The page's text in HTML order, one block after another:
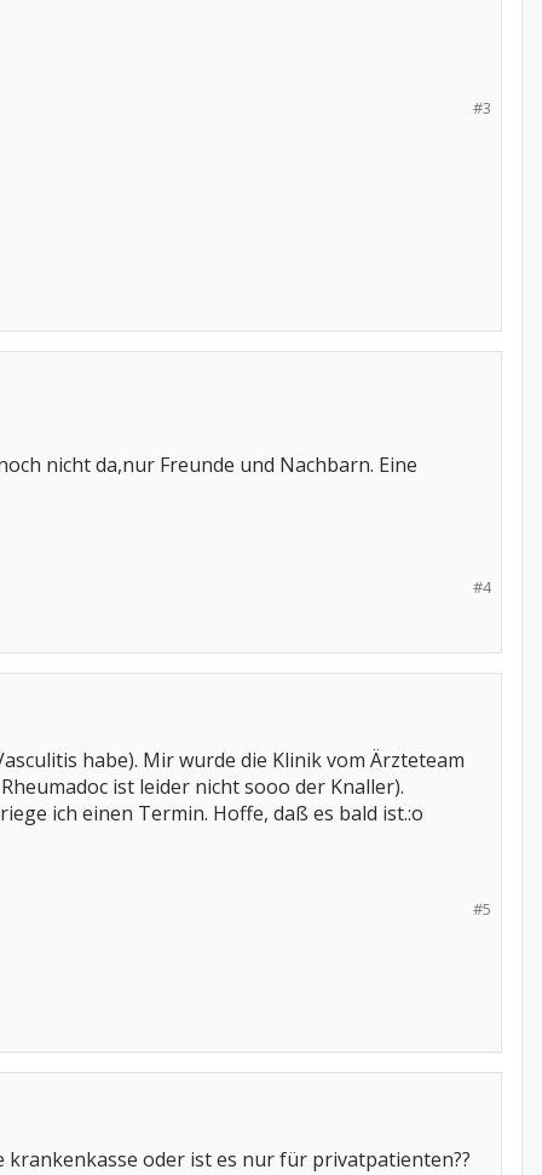
#3
nicht da,nur Freunde und Nachbarn. Eine
#4
habe). Mir wurde die Klinik vom Ärzteteam
ist leider nicht sooo der Knaller).
ich einen Termin. Hoffe, daß es bald ist.:o
#5
oder ist es nur für privatpatienten??